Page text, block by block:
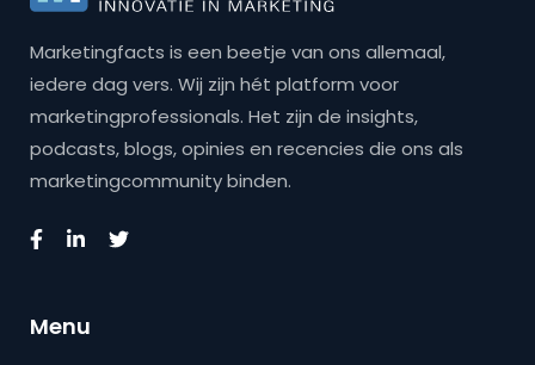
Marketingfacts is een beetje van ons allemaal,
iedere dag vers. Wij zijn hét platform voor
marketingprofessionals. Het zijn de insights,
podcasts, blogs, opinies en recencies die ons als
marketingcommunity binden.
Menu